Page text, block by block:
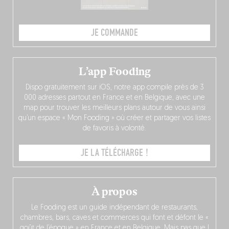
JE COMMANDE
À propos
Le Fooding est un guide indépendant de restaurants,
chambres, bars, caves et commerces qui font et défont le «
L’app Fooding
Dispo gratuitement sur iOS, notre app compile près de 3
000 adresses partout en France et en Belgique, avec une
map pour trouver les meilleurs plans autour de vous ainsi
qu’un espace « Mon Fooding » où créer et partager vos listes
de favoris à volonté.
JE LA TÉLÉCHARGE !